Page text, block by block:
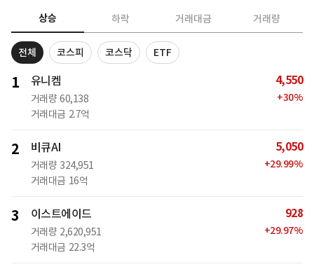
상승 하락 거래대금 거래량
전체 코스피 코스닥 ETF
1 유니켐
거래량 60,138
거래대금 2.7억
4,550
+30%
2 비큐AI
거래량 324,951
거래대금 16억
5,050
+29.99%
3 이스트에이드
거래량 2,620,951
거래대금 22.3억
928
+29.97%